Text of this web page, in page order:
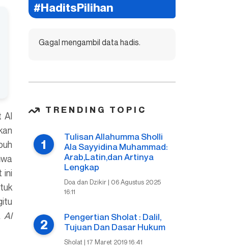
Al
ini
Al
#HaditsPilihan
Gagal mengambil data hadis.
TRENDING TOPIC
Tulisan Allahumma Sholli
Ala Sayyidina Muhammad:
Arab,Latin,dan Artinya
Lengkap
Doa dan Dzikir | 06 Agustus 2025
16:11
Pengertian Sholat : Dalil,
Tujuan Dan Dasar Hukum
Sholat | 17 Maret 2019 16:41